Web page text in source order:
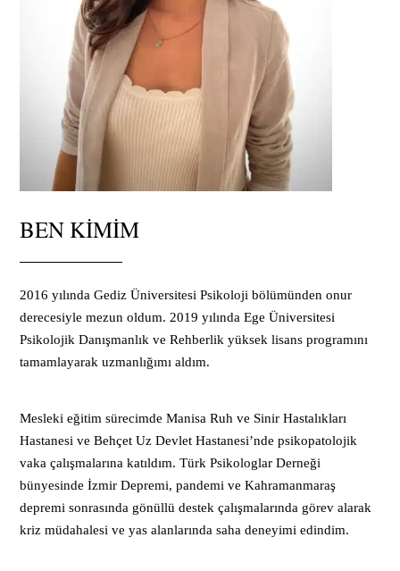
BEN KIMIM
2016 yılında Gediz Üniversitesi Psikoloji bölümünden onur
derecesiyle mezun oldum. 2019 yılında Ege Üniversitesi
Psikolojik Danışmanlık ve Rehberlik yüksek lisans programını
tamamlayarak uzmanlığımı aldım.
Mesleki eğitim sürecimde Manisa Ruh ve Sinir Hastalıkları
Hastanesi ve Behçet Uz Devlet Hastanesi’nde psikopatolojik
vaka çalışmalarına katıldım. Türk Psikologlar Derneği
bünyesinde İzmir Depremi, pandemi ve Kahramanmaraş
depremi sonrasında gönüllü destek çalışmalarında görev alarak
kriz müdahalesi ve yas alanlarında saha deneyimi edindim.